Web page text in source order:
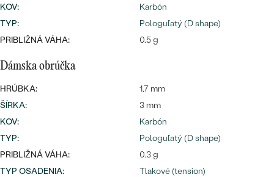
Wave kolekcia
KOV:
Karbón
TYP:
Pologuľatý (D shape)
PRIBLIŽNÁ VÁHA:
0.5 g
Dámska obrúčka
HRÚBKA:
1,7 mm
ŠÍRKA:
3 mm
KOV:
Karbón
TYP:
Pologuľatý (D shape)
PRIBLIŽNÁ VÁHA:
0.3 g
TYP OSADENIA: Tlakové (tension)